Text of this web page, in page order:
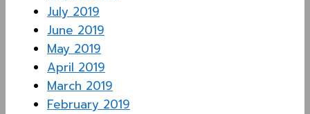
July 2019
June 2019
May 2019
April 2019
March 2019
February 2019